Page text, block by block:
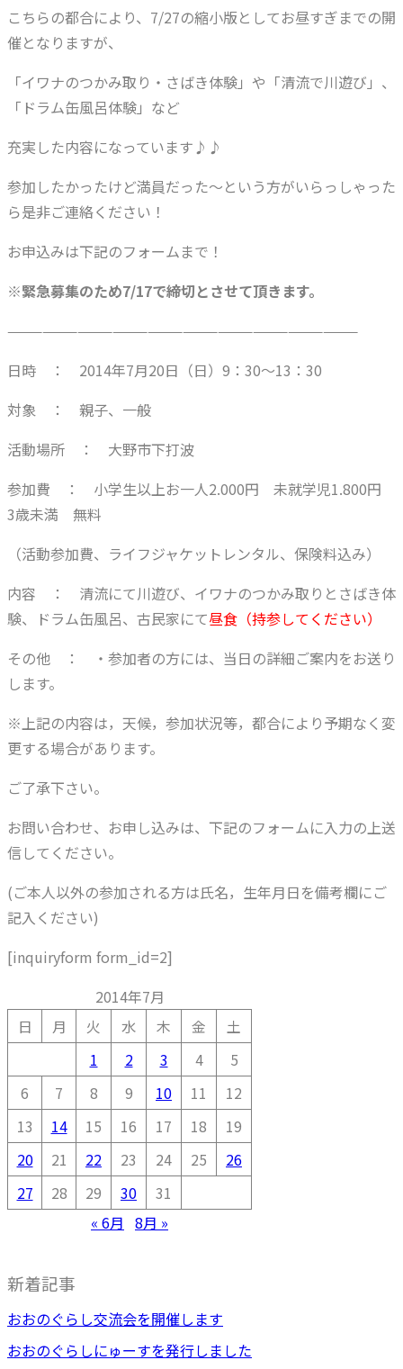
こちらの都合により、7/27の縮小版としてお昼すぎまでの開
催となりますが、
「イワナのつかみ取り・さばき体験」や「清流で川遊び」、
「ドラム缶風呂体験」など
充実した内容になっています♪♪
参加したかったけど満員だった～という方がいらっしゃった
ら是非ご連絡ください！
お申込みは下記のフォームまで！
※緊急募集のため7/17で締切とさせて頂きます。
——————————————————————————————
日時 ： 2014年7月20日（日）9：30～13：30
対象 ： 親子、一般
活動場所 ： 大野市下打波
参加費 ： 小学生以上お一人2.000円 未就学児1.800円
3歳未満 無料
（活動参加費、ライフジャケットレンタル、保険料込み）
内容 ： 清流にて川遊び、イワナのつかみ取りとさばき体
験、ドラム缶風呂、古民家にて昼食（持参してください）
その他 ： ・参加者の方には、当日の詳細ご案内をお送り
します。
※上記の内容は，天候，参加状況等，都合により予期なく変
更する場合があります。
ご了承下さい。
お問い合わせ、お申し込みは、下記のフォームに入力の上送
信してください。
(ご本人以外の参加される方は氏名，生年月日を備考欄にご
記入ください)
[inquiryform form_id=2]
2014年7月
日
月 火 水 木 金
土
1
2 3 4
5
6
7 8 9 10 11
12
13
14 15 16 17 18
19
20
21 22 23 24 25
26
27
28 29 30
31
« 6月 8月 »
新着記事
おおのぐらし交流会を開催します
おおのぐらしにゅーすを発行しました